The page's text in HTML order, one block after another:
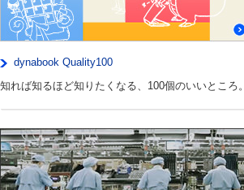
dynabook Quality100
知れば知るほど知りたくなる、100個のいいところ。